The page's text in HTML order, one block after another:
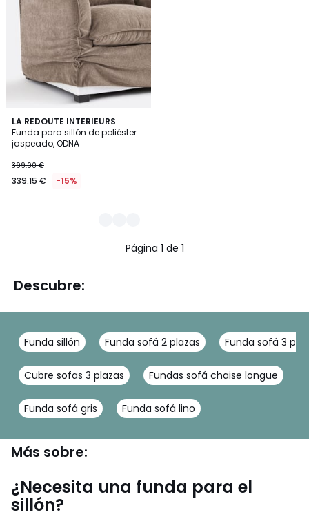
LA REDOUTE INTERIEURS
Funda para sillón de poliéster
jaspeado, ODNA
399.00 €
339.15 € -15%
9
Colores
Página 1 de 1
Descubre:
Funda sillón Funda sofá 2 plazas Funda sofá 3
Cubre sofas 3 plazas Fundas sofá chaise longue
Funda sofá gris Funda sofá lino
Más sobre:
¿Necesita una funda para el
sillón?